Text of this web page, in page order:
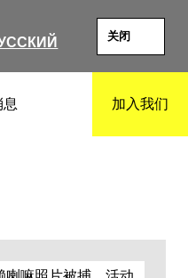
关闭
加入我们